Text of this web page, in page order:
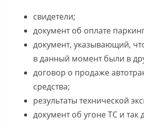
свидетели;
документ об оплате
документ, указывающий,
в данный момент были в
договор о продаже
средства;
результаты технической
документ об угоне ТС и так